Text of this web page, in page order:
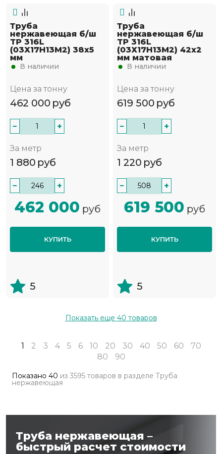
Труба
нержавеющая б/ш
TP 316L
(03Х17Н13М2) 38х5
мм
В наличии
Цена за тонну
462 000 руб
− +
За метр
1 880 руб
− +
462 000 руб
КУПИТЬ
5
Труба
нержавеющая б/ш
TP 316L
(03Х17Н13М2) 42х2
мм матовая
В наличии
Цена за тонну
619 500 руб
− +
За метр
1 220 руб
− +
619 500 руб
КУПИТЬ
5
Показать еще 40 товаров
1 2 3 4 5 6 10 20 30 40 50 60
70
80
90
Показано 40 из 3595 товаров в разделе Труба
нержавеющая
Труба нержавеющая –
быстрый расчет стоимости